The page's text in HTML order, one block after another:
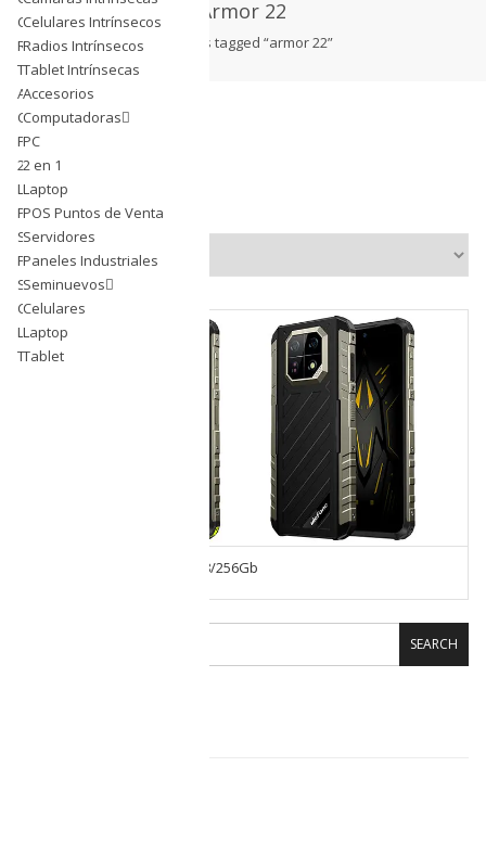
Celulares Intrínsecos
Radios Intrínsecos
Tablet Intrínsecas
Accesorios
Computadoras
PC
2 en 1
Laptop
POS Puntos de Venta
Servidores
Paneles Industriales
Seminuevos
Celulares
Laptop
Tablet
Celulares Intrínsecos
Radios Intrínsecos
Tablet Intrínsecas
Accesorios
Computadoras
PC
2 en 1
Laptop
POS Puntos de Venta
Servidores
Paneles Industriales
Seminuevos
Celulares
Laptop
Tablet
Armor 22
products tagged “armor 22”
Showing the single result
Celular Ulefone Armor 22 8/256Gb
SEARCH